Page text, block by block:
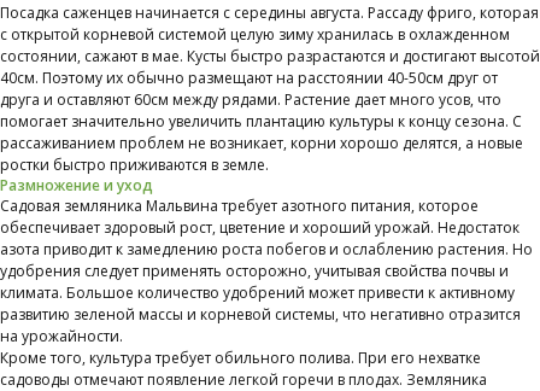
Посадка саженцев начинается с середины августа. Рассаду фриго, которая
с открытой корневой системой целую зиму хранилась в охлажденном
состоянии, сажают в мае. Кусты быстро разрастаются и достигают высотой
40см. Поэтому их обычно размещают на расстоянии 40-50см друг от
друга и оставляют 60см между рядами. Растение дает много усов, что
помогает значительно увеличить плантацию культуры к концу сезона. С
рассаживанием проблем не возникает, корни хорошо делятся, а новые
ростки быстро приживаются в земле.
Размножение и уход
Садовая земляника Мальвина требует азотного питания, которое
обеспечивает здоровый рост, цветение и хороший урожай. Недостаток
азота приводит к замедлению роста побегов и ослаблению растения. Но
удобрения следует применять осторожно, учитывая свойства почвы и
климата. Большое количество удобрений может привести к активному
развитию зеленой массы и корневой системы, что негативно отразится
на урожайности.
Кроме того, культура требует обильного полива. При его нехватке
садоводы отмечают появление легкой горечи в плодах. Земляника